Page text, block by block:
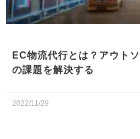
EC物流代行とは？アウト
の課題を解決する
2022/11/29